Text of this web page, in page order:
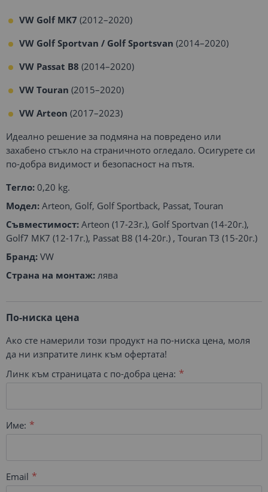
VW Golf MK7 (2012–2020)
VW Golf Sportvan / Golf Sportsvan (2014–2020)
VW Passat B8 (2014–2020)
VW Touran (2015–2020)
VW Arteon (2017–2023)
Идеално решение за подмяна на повредено или
захабено стъкло на страничното огледало. Осигурете си
по-добра видимост и безопасност на пътя.
Тегло: 0,20 kg.
Модел: Arteon, Golf, Golf Sportback, Passat, Touran
Съвместимост: Arteon (17-23г.), Golf Sportvan (14-20г.),
Golf7 MK7 (12-17г.), Passat B8 (14-20г.) , Touran T3 (15-20г.)
Бранд: VW
Страна на монтаж: лява
По-ниска цена
Ако сте намерили този продукт на по-ниска цена, моля
да ни изпратите линк към офертата!
Линк към страницата с по-добра цена:
Име:
Email